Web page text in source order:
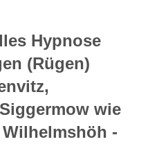
Hypnose
(Rügen)
wie
-